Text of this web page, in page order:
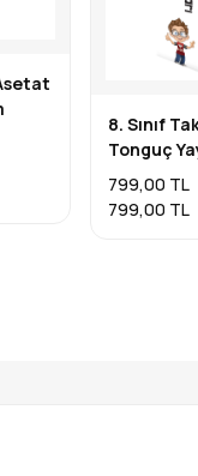
8. Sınıf
Tonguç
799,00 TL
799,00 TL